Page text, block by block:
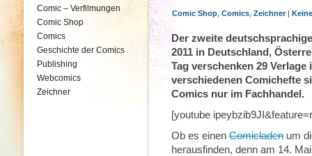
Comic – Verfilmungen
Comic Shop
Comics
Geschichte der Comics
Publishing
Webcomics
Zeichner
Comic Shop Comics Zeichner|
Der zweite
2011 in Deutschland,
Tag verschenken 29
verschiedenen Comichefte
Comics nur im Fachhandel.
[youtube
Ob es einen Comicladen um
herausfinden, denn am 14.